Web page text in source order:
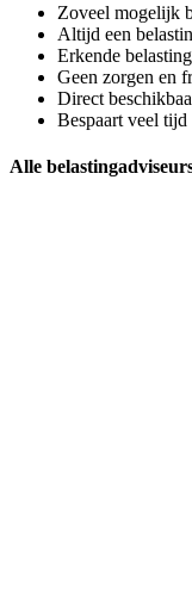
Zoveel mogelijk
Altijd een
Erkende
Geen zorgen en
Direct
Bespaart veel tijd
Alle